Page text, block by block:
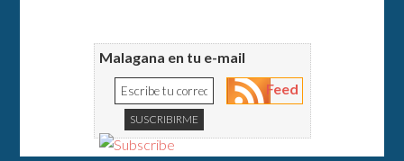
Malagana en tu e-mail
Feed